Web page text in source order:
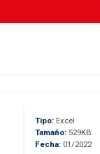
Tipo: Excel
Tamaño: 529KB
Fecha: 01/2022